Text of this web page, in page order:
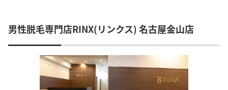
男性脱毛専門店RINX(リンクス) 名古屋金山店